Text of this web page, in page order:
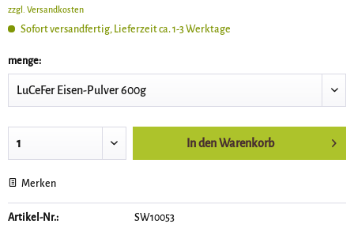
zzgl. Versandkosten
Sofort versandfertig, Lieferzeit ca. 1-3 Werktage
menge:
In den Warenkorb
Merken
Artikel-Nr.: SW10053